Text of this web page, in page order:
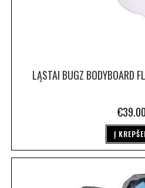
LĄSTAI BUGZ BODYBOARD
€39.00
Į